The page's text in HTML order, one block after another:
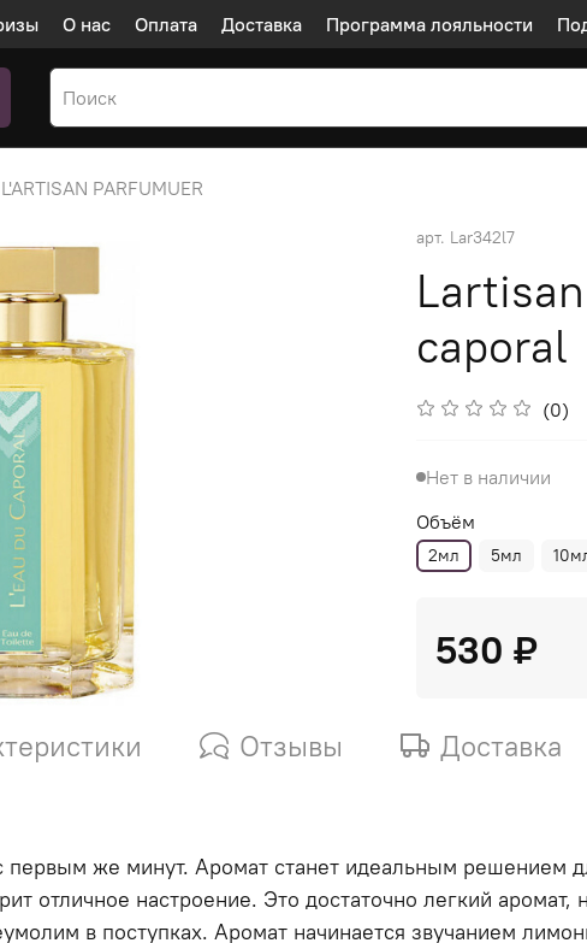
О нас Оплата Доставка Программа лояльности
L'ARTISAN PARFUMUER
арт. Lar342l7
caporal
(0)
Нет в наличии
Объём
2мл 5мл
530 ₽
Отзывы Доставка
же минут. Аромат станет идеальным решением
отличное настроение. Это достаточно легкий
в поступках. Аромат начинается звучанием